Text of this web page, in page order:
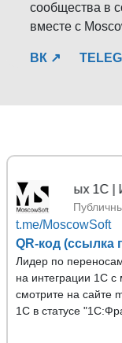
сообщества в
вместе с
ВК ↗
данных 1С |
t.me/MoscowSoft
QR-код (ссылка
Лидер по
на интеграции 1С с
смотрите на сайте
1С в статусе